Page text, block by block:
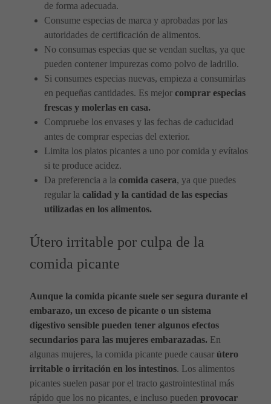
de forma adecuada.
Consume especias de marca y aprobadas por las
autoridades de certificación de alimentos.
No consumas especias que se vendan sueltas, ya que
pueden contener impurezas como polvo de ladrillo.
Si consumes especias nuevas, empieza a consumirlas
en pequeñas cantidades. Es mejor comprar especias
frescas y molerlas en casa.
Compruebe los envases y las fechas de caducidad
antes de comprar especias del exterior.
Limita los platos picantes a uno por comida y evítalos
si te produce acidez.
Da preferencia a la comida casera, ya que puedes
regular la calidad y la cantidad de las especias
utilizadas en los alimentos.
Útero irritable por culpa de la
comida picante
Aunque la comida picante suele ser segura durante el
embarazo, un exceso de picante o un sistema
digestivo sensible pueden tener algunos efectos
secundarios para las mujeres embarazadas. En
algunas mujeres, la comida picante puede causar útero
irritable o irritación en los intestinos. Los alimentos
picantes suelen pasar por el tracto gastrointestinal más
rápido que los no picantes, e incluso pueden provocar